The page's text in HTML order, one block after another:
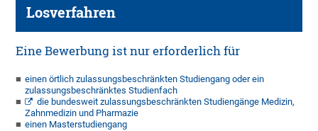
Losverfahren
Eine Bewerbung ist nur erforderlich für
einen örtlich zulassungsbeschränkten Studiengang oder ein
zulassungsbeschränktes Studienfach
die bundesweit zulassungsbeschränkten Studiengänge Medizin,
Zahnmedizin und Pharmazie
einen Masterstudiengang